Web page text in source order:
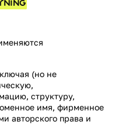
(но не
структуру,
имя, фирменное
авторского права и